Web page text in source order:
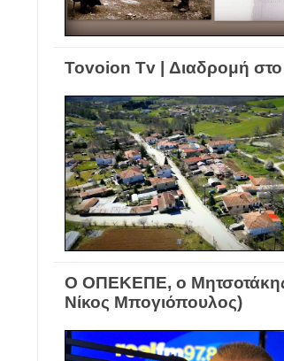
Tovoion Tv | Διαδρομή
Ο ΟΠΕΚΕΠΕ, ο Μητσοτάκης
Νίκος Μπογιόπουλος)